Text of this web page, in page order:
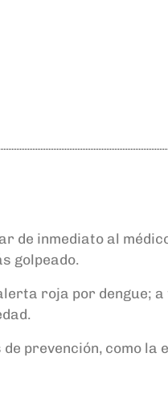
de inmediato al
golpeado.
roja por dengue;
prevención, como la